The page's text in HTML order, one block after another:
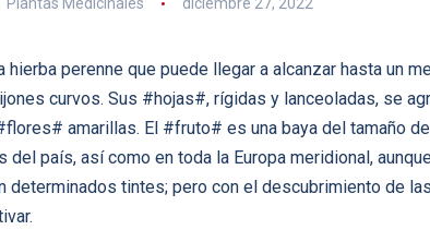
hierba perenne que puede llegar a alcanzar hasta un
curvos. Sus #hojas#, rígidas y lanceoladas, se
amarillas. El #fruto# es una baya del tamaño
del país, así como en toda la Europa meridional,
determinados tintes; pero con el descubrimiento de